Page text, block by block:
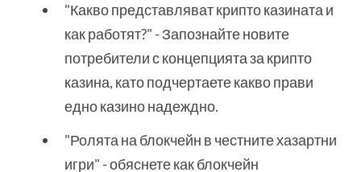
"Какво представляват крипто казината и
как работят?" - Запознайте новите
потребители с концепцията за крипто
казина, като подчертаете какво прави
едно казино надеждно.
"Ролята на блокчейн в честните хазартни
игри" - обяснете как блокчейн